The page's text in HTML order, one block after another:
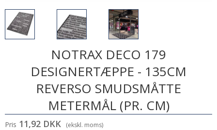
NOTRAX DECO 179
DESIGNERTÆPPE - 135CM
REVERSO SMUDSMÅTTE
METERMÅL (PR. CM)
Pris 11,92 DKK (ekskl. moms)